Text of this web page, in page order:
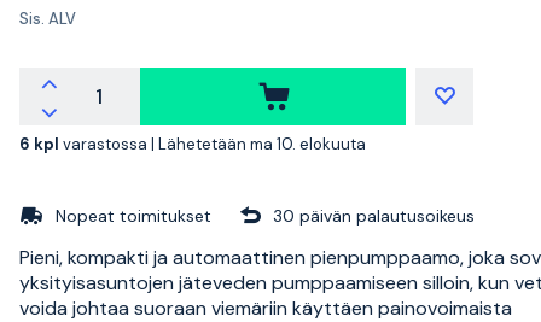
Sis. ALV
6 kpl varastossa | Lähetetään ma 10. elokuuta
Nopeat toimitukset 30 päivän palautusoikeus
Pieni, kompakti ja automaattinen pienpumppaamo, joka
yksityisasuntojen jäteveden pumppaamiseen silloin, kun
voida johtaa suoraan viemäriin käyttäen painovoimaista